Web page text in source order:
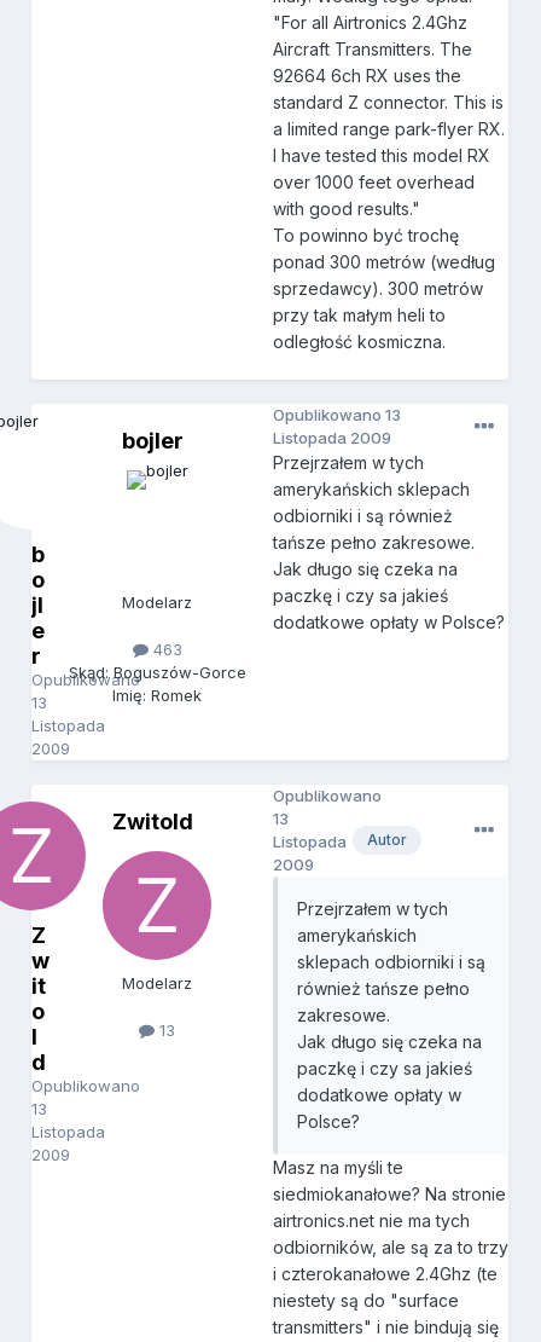
"For all Airtronics 2.4Ghz
Aircraft Transmitters. The
92664 6ch RX uses the
standard Z connector. This is
a limited range park-flyer RX.
I have tested this model RX
over 1000 feet overhead
with good results."
To powinno być trochę
ponad 300 metrów (według
sprzedawcy). 300 metrów
przy tak małym heli to
odległość kosmiczna.
b
o
jl
e
r
Opublikowano
13
Listopada
2009
bojler
Modelarz
463
Skąd: Boguszów-Gorce
Imię: Romek
Opublikowano13
Listopada 2009
Przejrzałem w tych
amerykańskich sklepach
odbiorniki i są również
tańsze pełno zakresowe.
Jak długo się czeka na
paczkę i czy sa jakieś
dodatkowe opłaty w Polsce?
Z
w
it
o
l
d
Opublikowano
13
Listopada
2009
Zwitold
Modelarz
13
Autor
Opublikowano
13
Listopada
2009
Przejrzałem w tych
amerykańskich
sklepach odbiorniki i są
również tańsze pełno
zakresowe.
Jak długo się czeka na
paczkę i czy sa jakieś
dodatkowe opłaty w
Polsce?
Masz na myśli te
siedmiokanałowe? Na stronie
airtronics.net nie ma tych
odbiorników, ale są za to trzy
i czterokanałowe 2.4Ghz (te
niestety są do "surface
transmitters" i nie bindują się